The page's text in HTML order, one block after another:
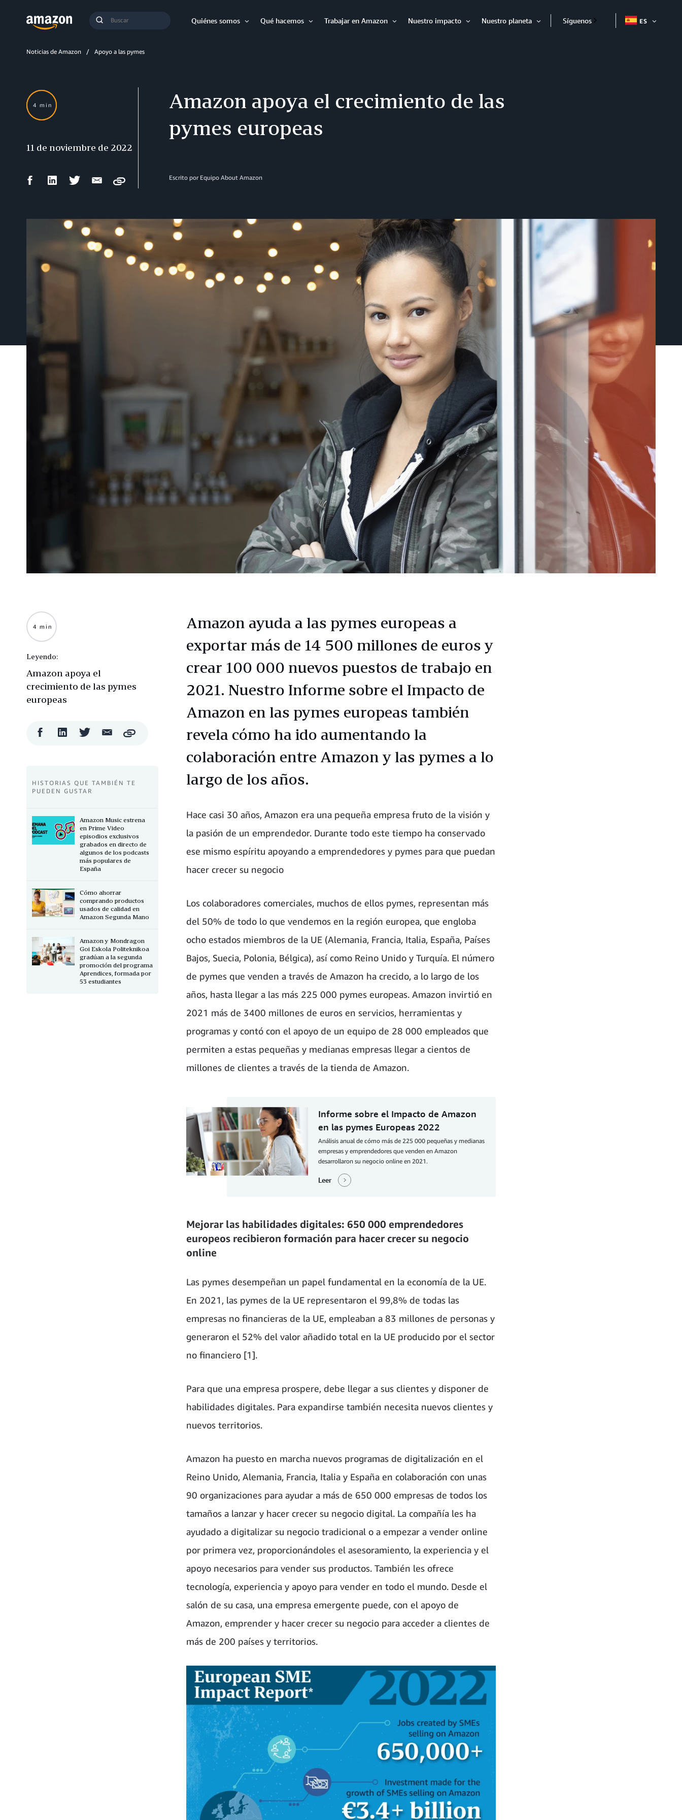
Enviar
Quiénes somos
Qué hacemos
Trabajar en Amazon
Nuestro impacto
Nuestro planeta
Expandir
Síguenos ES
Noticias de Amazon Apoyo a las pymes
Amazon apoya el crecimiento de las
pymes europeas
Escrito por Equipo About Amazon
4 min
11 de noviembre de 2022
CompartirCompartirCompartirCompartir
Copy
Amazon ayuda a las pymes europeas a
exportar más de 14 500 millones de euros y
crear 100 000 nuevos puestos de trabajo en
2021. Nuestro Informe sobre el Impacto de
Amazon en las pymes europeas también
revela cómo ha ido aumentando la
colaboración entre Amazon y las pymes a lo
largo de los años.
Hace casi 30 años, Amazon era una pequeña empresa fruto de la visión y
la pasión de un emprendedor. Durante todo este tiempo ha conservado
ese mismo espíritu apoyando a emprendedores y pymes para que puedan
hacer crecer su negocio
Los colaboradores comerciales, muchos de ellos pymes, representan más
del 50% de todo lo que vendemos en la región europea, que engloba
ocho estados miembros de la UE (Alemania, Francia, Italia, España, Países
Bajos, Suecia, Polonia, Bélgica), así como Reino Unido y Turquía. El número
de pymes que venden a través de Amazon ha crecido, a lo largo de los
años, hasta llegar a las más 225 000 pymes europeas. Amazon invirtió en
2021 más de 3400 millones de euros en servicios, herramientas y
programas y contó con el apoyo de un equipo de 28 000 empleados que
permiten a estas pequeñas y medianas empresas llegar a cientos de
millones de clientes a través de la tienda de Amazon.
Informe sobre el Impacto de Amazon
en las pymes Europeas 2022
Análisis anual de cómo más de 225 000 pequeñas y medianas
empresas y emprendedores que venden en Amazon
desarrollaron su negocio online en 2021.
Leer
Mejorar las habilidades digitales: 650 000 emprendedores
europeos recibieron formación para hacer crecer su negocio
online
Las pymes desempeñan un papel fundamental en la economía de la UE.
En 2021, las pymes de la UE representaron el 99,8% de todas las
empresas no financieras de la UE, empleaban a 83 millones de personas y
generaron el 52% del valor añadido total en la UE producido por el sector
no financiero [1].
Para que una empresa prospere, debe llegar a sus clientes y disponer de
habilidades digitales. Para expandirse también necesita nuevos clientes y
nuevos territorios.
Amazon ha puesto en marcha nuevos programas de digitalización en el
Reino Unido, Alemania, Francia, Italia y España en colaboración con unas
90 organizaciones para ayudar a más de 650 000 empresas de todos los
tamaños a lanzar y hacer crecer su negocio digital. La compañía les ha
ayudado a digitalizar su negocio tradicional o a empezar a vender online
por primera vez, proporcionándoles el asesoramiento, la experiencia y el
apoyo necesarios para vender sus productos. También les ofrece
tecnología, experiencia y apoyo para vender en todo el mundo. Desde el
salón de su casa, una empresa emergente puede, con el apoyo de
Amazon, emprender y hacer crecer su negocio para acceder a clientes de
más de 200 países y territorios.
4 min
Leyendo:
Amazon apoya el
crecimiento de las pymes
europeas
CompartirCompartirCompartirCompartir
Copy
HISTORIAS QUE TAMBIÉN TE
PUEDEN GUSTAR
Amazon Music estrena
en Prime Video
episodios exclusivos
grabados en directo de
algunos de los podcasts
más populares de
España
Cómo ahorrar
comprando productos
usados de calidad en
Amazon Segunda Mano
Amazon y Mondragon
Goi Eskola Politeknikoa
gradúan a la segunda
promoción del programa
Aprendices, formada por
53 estudiantes